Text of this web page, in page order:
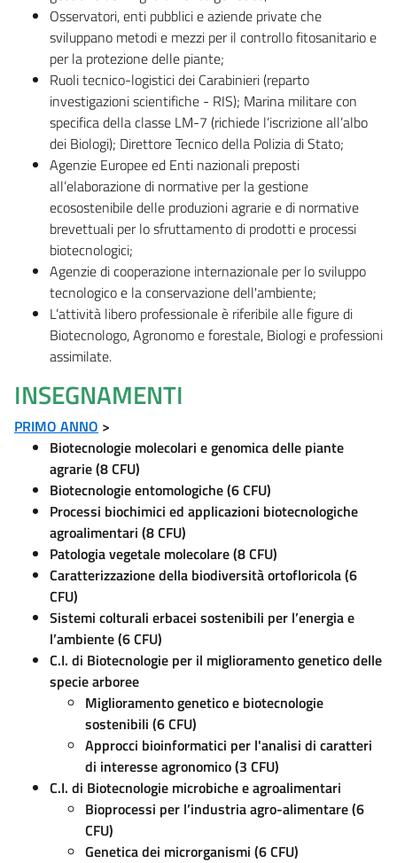
Osservatori, enti pubblici e aziende private che
sviluppano metodi e mezzi per il controllo fitosanitario e
per la protezione delle piante;
Ruoli tecnico-logistici dei Carabinieri (reparto
investigazioni scientifiche - RIS); Marina militare con
specifica della classe LM-7 (richiede l’iscrizione all’albo
dei Biologi); Direttore Tecnico della Polizia di Stato;
Agenzie Europee ed Enti nazionali preposti
all’elaborazione di normative per la gestione
ecosostenibile delle produzioni agrarie e di normative
brevettuali per lo sfruttamento di prodotti e processi
biotecnologici;
Agenzie di cooperazione internazionale per lo sviluppo
tecnologico e la conservazione dell'ambiente;
L’attività libero professionale è riferibile alle figure di
Biotecnologo, Agronomo e forestale, Biologi e professioni
assimilate.
INSEGNAMENTI
PRIMO ANNO >
Biotecnologie molecolari e genomica delle piante
agrarie (8 CFU)
Biotecnologie entomologiche (6 CFU)
Processi biochimici ed applicazioni biotecnologiche
agroalimentari (8 CFU)
Patologia vegetale molecolare (8 CFU)
Caratterizzazione della biodiversità ortofloricola (6
CFU)
Sistemi colturali erbacei sostenibili per l’energia e
l’ambiente (6 CFU)
C.I. di Biotecnologie per il miglioramento genetico delle
specie arboree
Miglioramento genetico e biotecnologie
sostenibili (6 CFU)
Approcci bioinformatici per l'analisi di caratteri
di interesse agronomico (3 CFU)
C.I. di Biotecnologie microbiche e agroalimentari
Bioprocessi per l’industria agro-alimentare (6
CFU)
Genetica dei microrganismi (6 CFU)